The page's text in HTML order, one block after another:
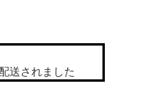
送されました